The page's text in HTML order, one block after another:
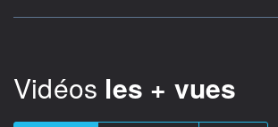
Vidéos les + vues